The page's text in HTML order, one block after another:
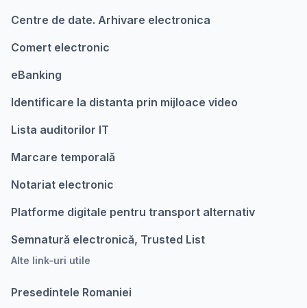
Centre de date. Arhivare electronica
Comert electronic
eBanking
Identificare la distanta prin mijloace video
Lista auditorilor IT
Marcare temporalǎ
Notariat electronic
Platforme digitale pentru transport alternativ
Semnatură electronică, Trusted List
Alte link-uri utile
Presedintele Romaniei